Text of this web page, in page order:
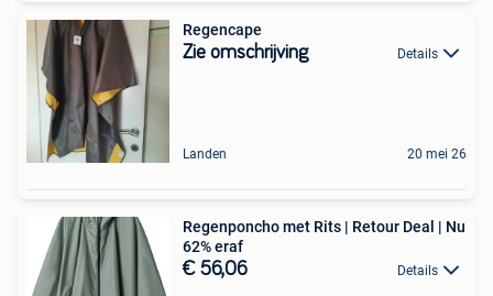
Regencape
Zie omschrijving Details
Landen 20 mei 26
Regenponcho met Rits | Retour Deal | Nu
62% eraf
€ 56,06 Details